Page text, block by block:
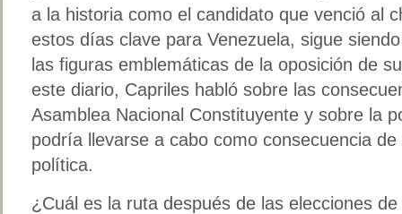
a la historia como el candidato que venció al
estos días clave para Venezuela, sigue
las figuras emblemáticas de la oposición de
este diario, Capriles habló sobre las
Asamblea Nacional Constituyente y sobre la
podría llevarse a cabo como consecuencia
política.
¿Cuál es la ruta después de las elecciones